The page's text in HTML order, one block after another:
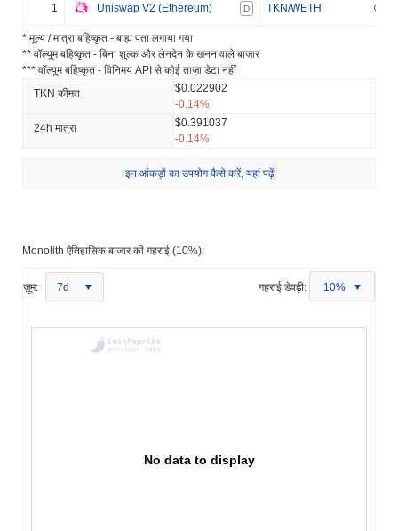
1 Uniswap V2 (Ethereum) D TKN/WETH
* मूल्य / मात्रा बहिष्कृत - बाह्य पता लगाया गया
** वॉल्यूम बहिष्कृत - बिना शुल्क और लेनदेन के खनन वाले बाजार
*** वॉल्यूम बहिष्कृत - विनिमय API से कोई ताज़ा डेटा नहीं
TKN कीमत
$0.022902
-0.14%
24h मात्रा
$0.391037
-0.14%
इन आंकड़ों का उपयोग कैसे करें, यहां पढ़ें
Monolith ऐतिहासिक बाजार की गहराई (10%):
ज़ूम: 7d गहराई डेवढ़ी: 10%
No data to display